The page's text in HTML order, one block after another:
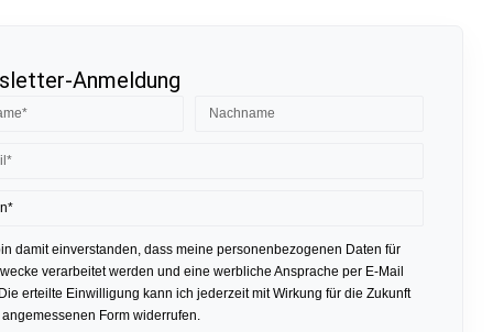
Anmeldung
damit einverstanden, dass meine personenbezogenen Daten für
verarbeitet werden und eine werbliche Ansprache per E-Mail
erteilte Einwilligung kann ich jederzeit mit Wirkung für die Zukunft
Form widerrufen.